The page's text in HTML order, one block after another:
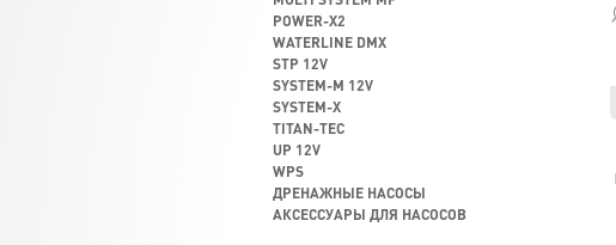
POWER-X2
WATERLINE DMX
STP 12V
SYSTEM-M 12V
SYSTEM-X
TITAN-TEC
UP 12V
WPS
ДРЕНАЖНЫЕ НАСОСЫ
АКСЕССУАРЫ ДЛЯ НАСОСОВ